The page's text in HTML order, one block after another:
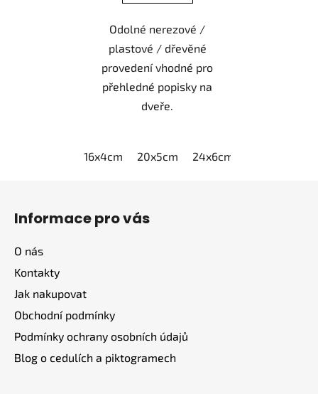
Odolné nerezové /
plastové / dřevěné
provedení vhodné pro
přehledné popisky na
dveře.
16x4cm 20x5cm 24x6cm
Informace pro vás
O nás
Kontakty
Jak nakupovat
Obchodní podmínky
Podmínky ochrany osobních údajů
Blog o cedulích a piktogramech